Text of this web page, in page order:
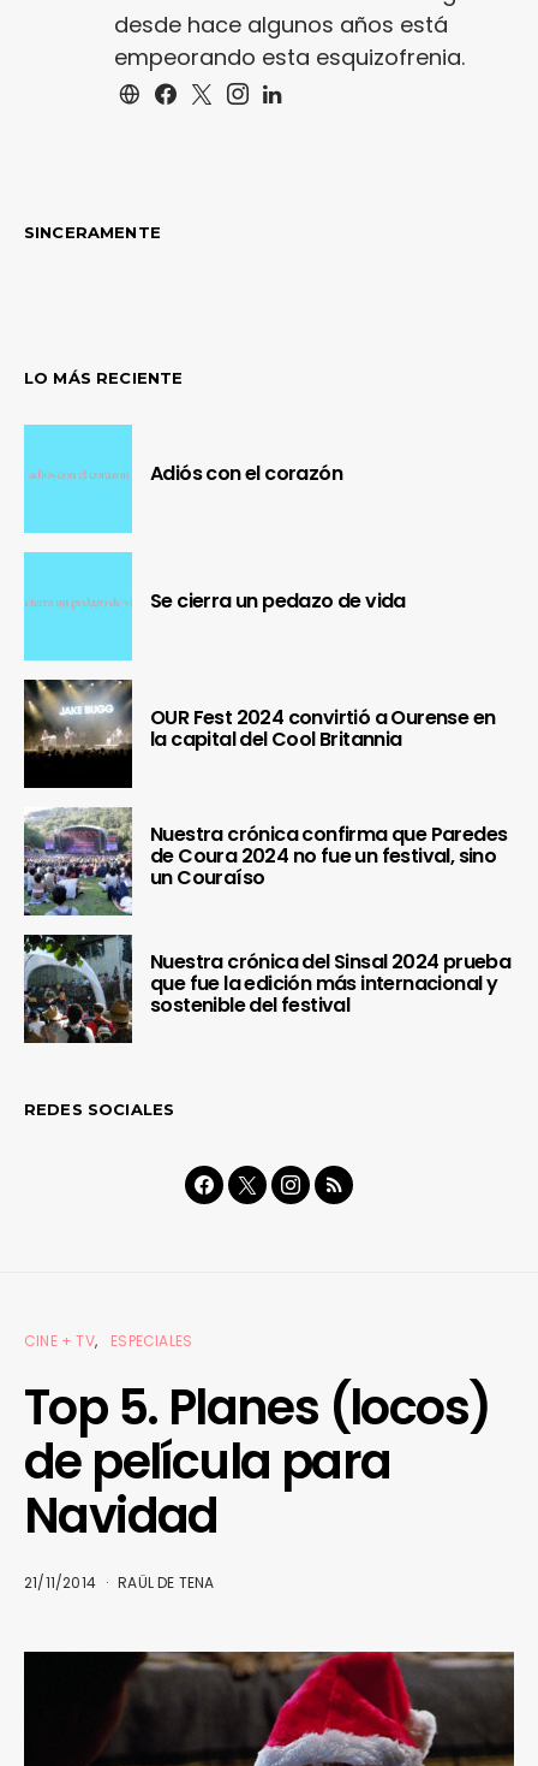
desde hace algunos años está
empeorando esta esquizofrenia.
SINCERAMENTE
LO MÁS RECIENTE
Adiós con el corazón
Se cierra un pedazo de vida
OUR Fest 2024 convirtió a Ourense en
la capital del Cool Britannia
Nuestra crónica confirma que Paredes
de Coura 2024 no fue un festival, sino
un Couraíso
Nuestra crónica del Sinsal 2024 prueba
que fue la edición más internacional y
sostenible del festival
REDES SOCIALES
CINE + TV ESPECIALES
Top 5. Planes (locos)
de película para
Navidad
21/11/2014 RAÜL DE TENA